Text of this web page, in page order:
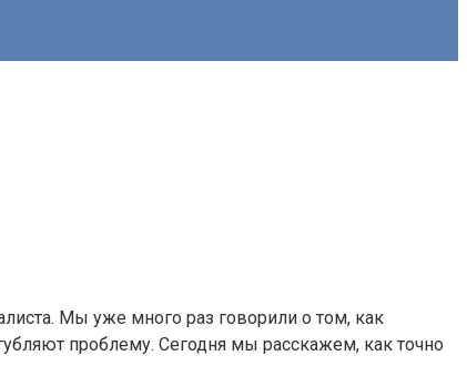
Мы уже много раз говорили о том, как
проблему. Сегодня мы расскажем, как точно